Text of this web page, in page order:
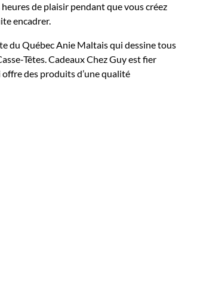
de plaisir pendant que vous créez
encadrer.
du Québec Anie Maltais qui dessine tous
Têtes. Cadeaux Chez Guy est fier
des produits d’une qualité